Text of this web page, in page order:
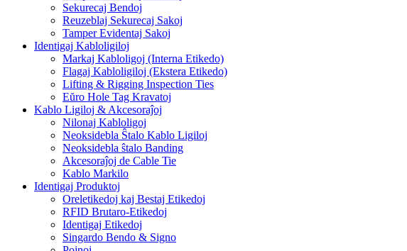
Sekurecaj Bendoj
Reuzeblaj Sekurecaj Sakoj
Tamper Evidentaj Sakoj
Identigaj Kabloligiloj
Markaj Kabloligoj (Interna Etikedo)
Flagaj Kabloligiloj (Ekstera Etikedo)
Lifting & Rigging Inspection Ties
Eŭro Hole Tag Kravatoj
Kablo Ligiloj & Akcesoraĵoj
Nilonaj Kabloligoj
Neoksidebla Ŝtalo Kablo Ligiloj
Neoksidebla ŝtalo Banding
Akcesoraĵoj de Cable Tie
Kablo Markilo
Identigaj Produktoj
Oreletikedoj kaj Bestaj Etikedoj
RFID Brutaro-Etikedoj
Identigaj Etikedoj
Singardo Bendo & Signo